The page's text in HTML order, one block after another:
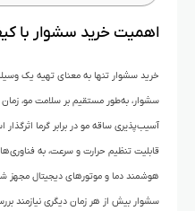
اهمیت خرید سشوار با
خرید سشوار تنها به معنای تهیه یک
سشوار، به‌طور مستقیم بر سلامت مو،
آسیب‌پذیری ساقه مو در برابر گرما
قابلیت تنظیم حرارت و سرعت، به
هوشمند دما و موتورهای دیجیتال مجهز
سشوار بیش از هر زمان دیگری نیازمند